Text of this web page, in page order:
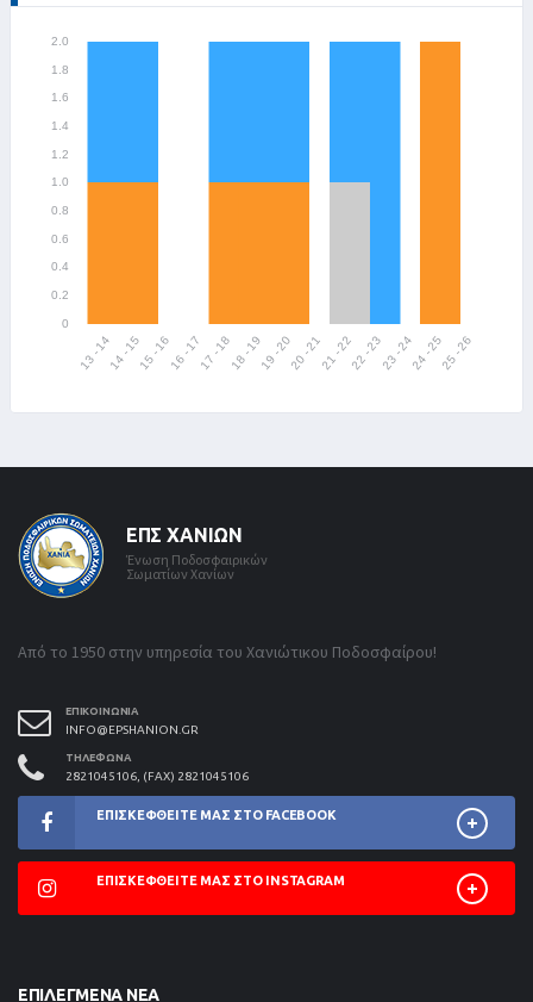
ΕΠΣ ΧΑΝΊΩΝ
Ένωση Ποδοσφαιρικών
Σωματίων Χανίων
Από το 1950 στην υπηρεσία του Χανιώτικου Ποδοσφαίρου!
ΕΠΙΚΟΙΝΩΝΊΑ
INFO@EPSHANION.GR
ΤΗΛΈΦΩΝΑ
2821045106, (FAX) 2821045106
ΕΠΙΣΚΕΦΘΕΊΤΕ ΜΑΣ ΣΤΟ FACEBOOK
ΕΠΙΣΚΕΦΘΕΊΤΕ ΜΑΣ ΣΤΟ INSTAGRAM
ΕΠΙΛΕΓΜΈΝΑ ΝΈΑ